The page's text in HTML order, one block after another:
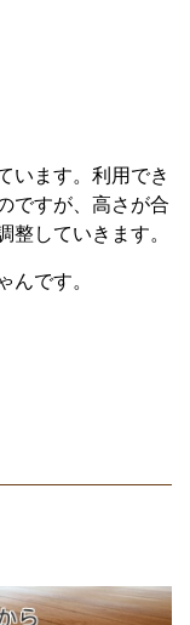
います。利用でき
ですが、高さが合
整していきます。
んです。